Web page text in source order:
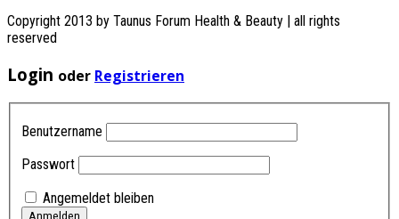
Copyright 2013 by Taunus Forum Health & Beauty | all rights
reserved
Login oder Registrieren
Benutzername
Passwort
Angemeldet bleiben